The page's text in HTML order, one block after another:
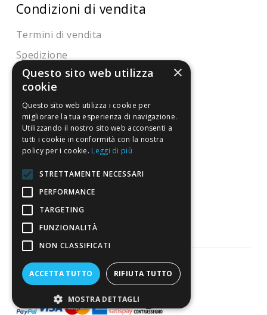
Condizioni di vendita
Termini di vendita
Spedizione
Pagamenti
Resi
4,7/5
Eccellente
3.818
Recensioni
Pagamenti sicuri
×
Questo sito web utilizza
cookie
Questo sito web utilizza i cookie per
migliorare la tua esperienza di navigazione.
Utilizzando il nostro sito web acconsenti a
tutti i cookie in conformità con la nostra
policy per i cookie. Leggi di più
STRETTAMENTE NECESSARI
PERFORMANCE
TARGETING
FUNZIONALITÀ
NON CLASSIFICATI
ACCETTA TUTTO RIFIUTA TUTTO
MOSTRA DETTAGLI